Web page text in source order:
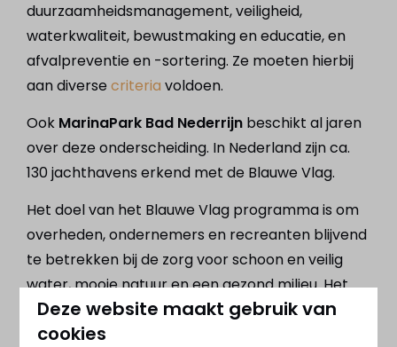
duurzaamheidsmanagement, veiligheid,
waterkwaliteit, bewustmaking en educatie, en
afvalpreventie en -sortering. Ze moeten hierbij
aan diversecriteria voldoen.
Ook MarinaPark Bad Nederrijn beschikt al jaren
over deze onderscheiding. In Nederland zijn ca.
130 jachthavens erkend met de Blauwe Vlag.
Het doel van het Blauwe Vlag programma is om
overheden, ondernemers en recreanten blijvend
te betrekken bij de zorg voor schoon en veilig
water, mooie natuur en een gezond milieu. Het
mogen voeren van een Blauwe Vlag is een
erkenning voor de inspanningen die de
Deze website maakt gebruik van
cookies